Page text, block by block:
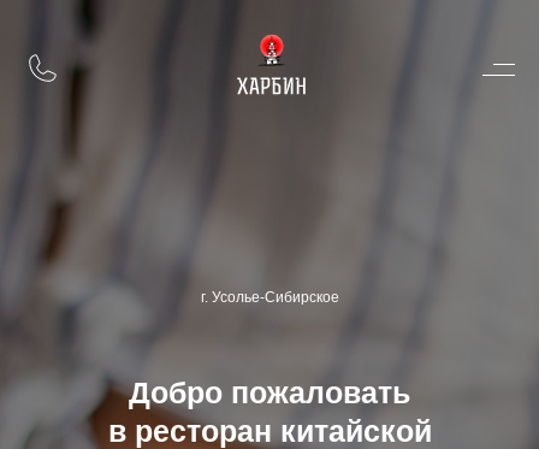
Добро пожаловать
в ресторан китайской
г. Усолье-Сибирское